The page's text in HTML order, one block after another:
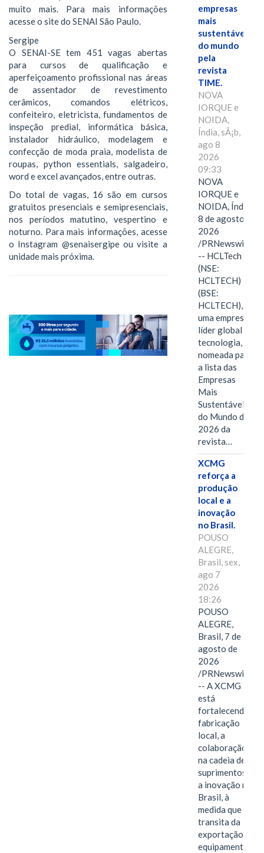
muito mais. Para mais informações
acesse o site do SENAI São Paulo.
Sergipe
O SENAI-SE tem 451 vagas abertas
para cursos de qualificação e
aperfeiçoamento profissional nas áreas
de assentador de revestimento
cerâmicos, comandos elétricos,
confeiteiro, eletricista, fundamentos de
inspeção predial, informática básica,
instalador hidráulico, modelagem e
confecção de moda praia, modelista de
roupas, python essentials, salgadeiro,
word e excel avançados, entre outras.
Do total de vagas, 16 são em cursos
gratuitos presenciais e semipresenciais,
nos períodos matutino, vespertino e
noturno. Para mais informações, acesse
o Instagram @senaisergipe ou visite a
unidade mais próxima.
empresas
mais
sustentáveis
do mundo
pela
revista
TIME.
NOVA
IORQUE e
NOIDA,
Índia, sÃ¡b,
ago 8
2026
09:33
NOVA
IORQUE e
NOIDA, Índia,
8 de agosto de
2026
/PRNewswire/
-- HCLTech
(NSE:
HCLTECH)
(BSE:
HCLTECH),
uma empresa
líder global em
tecnologia, foi
nomeada para
a lista das
Empresas
Mais
Sustentáveis
do Mundo de
2026 da
revista…
XCMG
reforça a
produção
local e a
inovação
no Brasil.
POUSO
ALEGRE,
Brasil, sex,
ago 7
2026
18:26
POUSO
ALEGRE,
Brasil, 7 de
agosto de
2026
/PRNewswire/
-- A XCMG
está
fortalecendo a
fabricação
local, a
colaboração
na cadeia de
suprimentos e
a inovação no
Brasil, à
medida que
transita da
exportação de
equipamentos